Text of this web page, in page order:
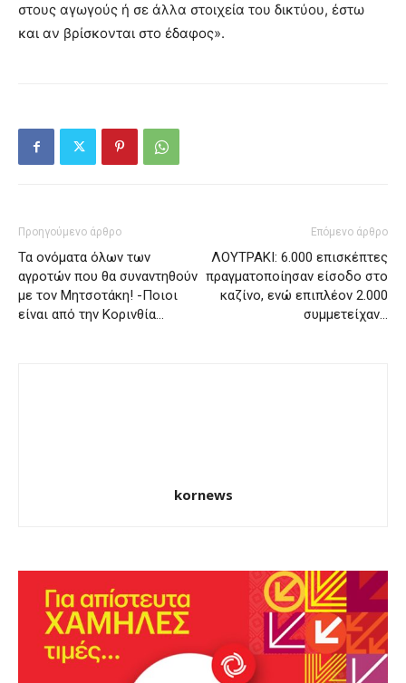
στους αγωγούς ή σε άλλα στοιχεία του δικτύου, έστω
και αν βρίσκονται στο έδαφος».
Προηγούμενο άρθρο
Τα ονόματα όλων των
αγροτών που θα συναντηθούν
με τον Μητσοτάκη! -Ποιοι
είναι από την Κορινθία…
Επόμενο άρθρο
ΛΟΥΤΡΑΚΙ: 6.000 επισκέπτες
πραγματοποίησαν είσοδο στο
καζίνο, ενώ επιπλέον 2.000
συμμετείχαν…
kornews